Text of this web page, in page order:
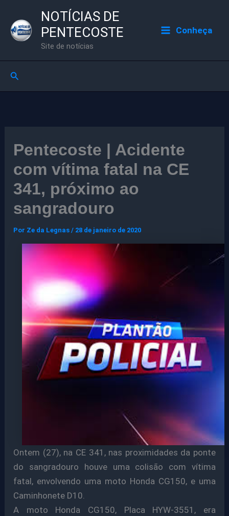
para
NOTÍCIAS DE
PENTECOSTE
Site de notícias
Conheça
Pesquisar
Pentecoste | Acidente
com vítima fatal na CE
341, próximo ao
sangradouro
Por Ze da Legnas/ 28 de janeiro de 2020
Ontem (27), na CE 341, nas proximidades da ponte
do sangradouro houve uma colisão com vítima
fatal, envolvendo uma moto Honda CG150, e uma
Caminhonete D10.
A moto Honda CG150, Placa HYW-3551, era